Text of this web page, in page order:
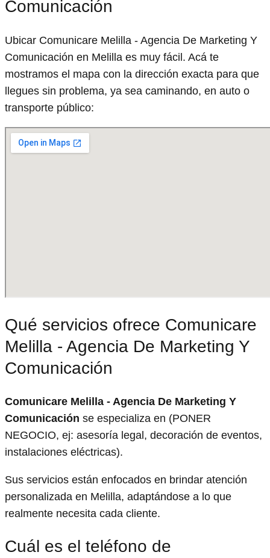
Comunicación
Ubicar Comunicare Melilla - Agencia De Marketing Y
Comunicación en Melilla es muy fácil. Acá te
mostramos el mapa con la dirección exacta para que
llegues sin problema, ya sea caminando, en auto o
transporte público:
Qué servicios ofrece Comunicare
Melilla - Agencia De Marketing Y
Comunicación
Comunicare Melilla - Agencia De Marketing Y
Comunicación se especializa en (PONER
NEGOCIO, ej: asesoría legal, decoración de eventos,
instalaciones eléctricas).
Sus servicios están enfocados en brindar atención
personalizada en Melilla, adaptándose a lo que
realmente necesita cada cliente.
Cuál es el teléfono de